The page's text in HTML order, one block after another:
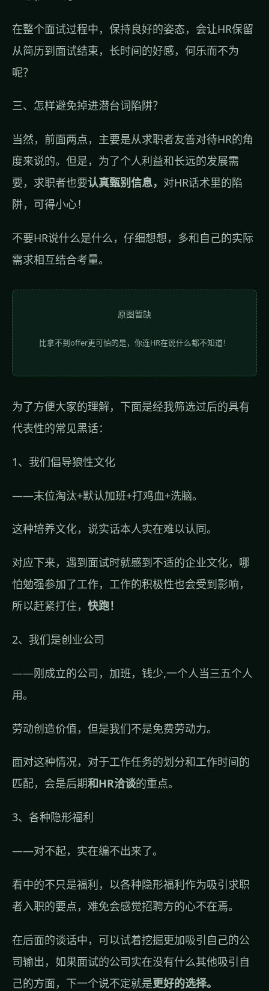
在整个面试过程中，保持良好的姿态，会让HR保留
从简历到面试结束，长时间的好感，何乐而不为
呢？
三、怎样避免掉进潜台词陷阱？
当然，前面两点，主要是从求职者友善对待HR的角
度来说的。但是，为了个人利益和长远的发展需
要，求职者也要认真甄别信息， 对HR话术里的陷
阱，可得小心！
不要HR说什么是什么，仔细想想，多和自己的实际
需求相互结合考量。
原图暂缺
比拿不到offer更可怕的是，你连HR在说什么都不知道！
为了方便大家的理解，下面是经我筛选过后的具有
代表性的常见黑话：
1、我们倡导狼性文化
——末位淘汰+默认加班+打鸡血+洗脑。
这种培养文化，说实话本人实在难以认同。
对应下来，遇到面试时就感到不适的企业文化，哪
怕勉强参加了工作，工作的积极性也会受到影响，
所以赶紧打住， 快跑！
2、我们是创业公司
——刚成立的公司，加班，钱少,一个人当三五个人
用。
劳动创造价值，但是我们不是免费劳动力。
面对这种情况，对于工作任务的划分和工作时间的
匹配，会是后期和HR洽谈的重点。
3、各种隐形福利
——对不起，实在编不出来了。
看中的不只是福利，以各种隐形福利作为吸引求职
者入职的要点，难免会感觉招聘方的心不在焉。
在后面的谈话中，可以试着挖掘更加吸引自己的公
司输出，如果面试的公司实在没有什么其他吸引自
己的方面，下一个说不定就是更好的选择。